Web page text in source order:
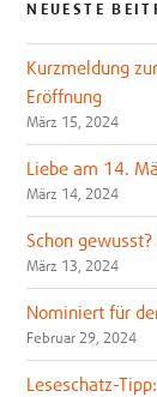
NEUESTE
Kurzmeldung
Eröffnung
März 15, 2024
Liebe am 14.
März 14, 2024
Schon
März 13, 2024
Nominiert für
Februar 29, 2024
Leseschatz-